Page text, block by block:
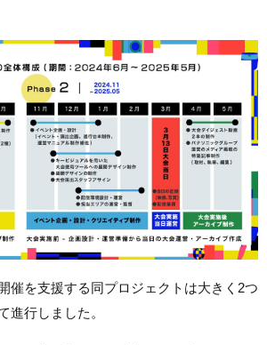
催を支援する同プロジェクトは大きく2つ
進行しました。